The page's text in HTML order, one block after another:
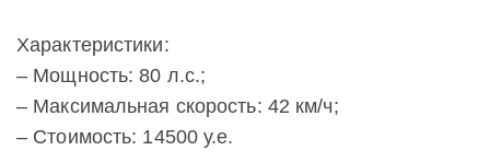
Характеристики:
– Мощность: 80 л.с.;
– Максимальная скорость: 42 км/ч;
– Стоимость: 14500 у.е.